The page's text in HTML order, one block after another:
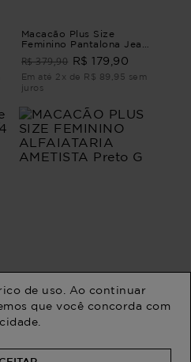
Macacão Plus Size
Feminino Pantalona Jeans
Euphoria MACACÃO
PANTALONA JEANS
EUPHORIA G3 - 52
R$ 379,90 R$ 179,90
Em até 2x de R$ 89,95 sem
juros
de uso. Ao continuar
que você concorda com